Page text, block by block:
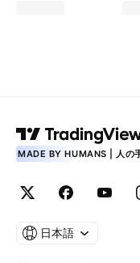
MADE BY HUMANS | 人の
日本語